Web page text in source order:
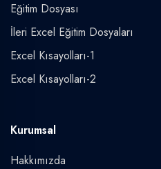
Eğitim Dosyası
İleri Excel Eğitim Dosyaları
Excel Kısayolları-1
Excel Kısayolları-2
Kurumsal
Hakkımızda